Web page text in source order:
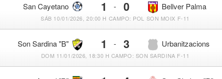
San Cayetano 1 - Bellver Palma
0
SÁB 10/01/2026, 20:00 H CAMPO: POL SON MOIX F-11
Son Sardina "B" 1 - Urbanitzacions
3
DOM 11/01/2026, 18:30 H CAMPO: SON SARDINA F-11